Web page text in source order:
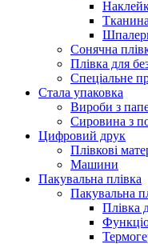
Сонячна
Плівка для
Спеціальне
Стала упаковка
Вироби з
Сировина з
Цифровий друк
Плівкові
Машини
Пакувальна плівка
Пакувальна
Плівка